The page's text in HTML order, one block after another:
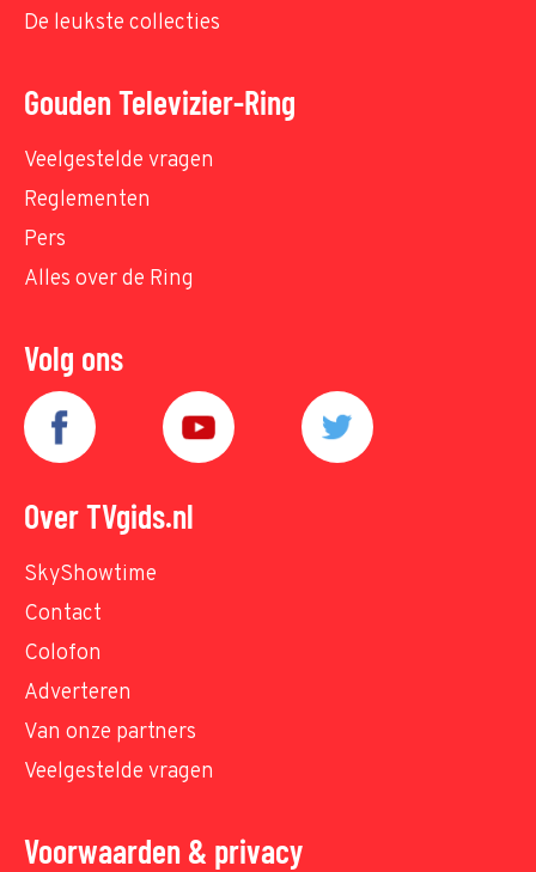
De leukste collecties
Gouden Televizier-Ring
Veelgestelde vragen
Reglementen
Pers
Alles over de Ring
Volg ons
Over TVgids.nl
SkyShowtime
Contact
Colofon
Adverteren
Van onze partners
Veelgestelde vragen
Voorwaarden & privacy